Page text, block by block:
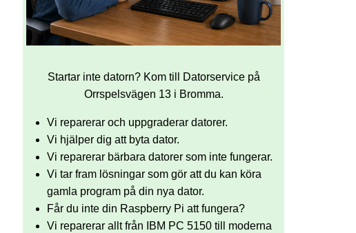
Startar inte datorn? Kom till Datorservice på
Orrspelsvägen 13 i Bromma.
Vi reparerar och uppgraderar datorer.
Vi hjälper dig att byta dator.
Vi reparerar bärbara datorer som inte fungerar.
Vi tar fram lösningar som gör att du kan köra
gamla program på din nya dator.
Får du inte din Raspberry Pi att fungera?
Vi reparerar allt från IBM PC 5150 till moderna